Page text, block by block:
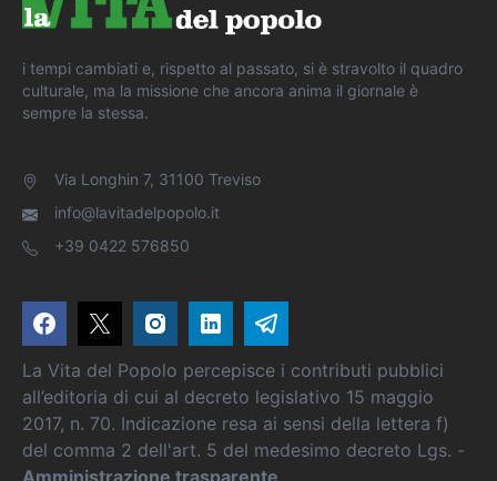
i tempi cambiati e, rispetto al passato, si è stravolto il quadro
culturale, ma la missione che ancora anima il giornale è
sempre la stessa.
Via Longhin 7, 31100 Treviso
info@lavitadelpopolo.it
+39 0422 576850
La Vita del Popolo percepisce i contributi pubblici
all’editoria di cui al decreto legislativo 15 maggio
2017, n. 70. Indicazione resa ai sensi della lettera f)
del comma 2 dell'art. 5 del medesimo decreto Lgs. -